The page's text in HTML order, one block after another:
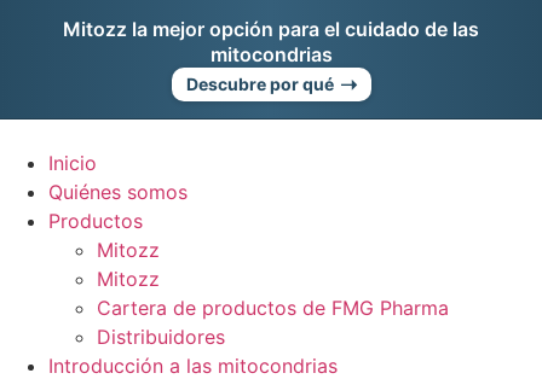
Mitozz la mejor opción para el cuidado de las
mitocondrias
Descubre por qué ➝
Inicio
Quiénes somos
Productos
Mitozz
Mitozz
Cartera de productos de FMG Pharma
Distribuidores
Introducción a las mitocondrias